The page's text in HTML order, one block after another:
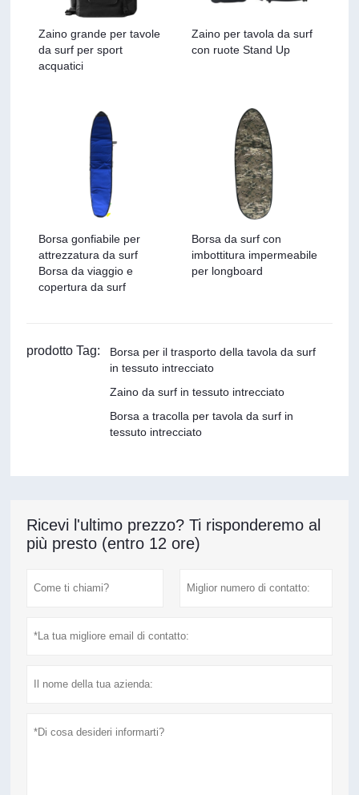
Zaino grande per tavole
da surf per sport
acquatici
Zaino per tavola da surf
con ruote Stand Up
Borsa gonfiabile per
attrezzatura da surf
Borsa da viaggio e
copertura da surf
Borsa da surf con
imbottitura impermeabile
per longboard
prodotto Tag:
Borsa per il trasporto della tavola da surf
in tessuto intrecciato
Zaino da surf in tessuto intrecciato
Borsa a tracolla per tavola da surf in
tessuto intrecciato
Ricevi l'ultimo prezzo? Ti risponderemo al
più presto (entro 12 ore)